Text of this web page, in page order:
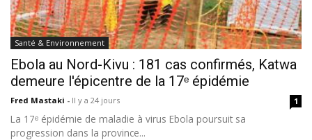
Santé & Environnement
Ebola au Nord-Kivu : 181 cas confirmés, Katwa
demeure l'épicentre de la 17ᵉ épidémie
Fred Mastaki - Il y a 24 jours 1
La 17ᵉ épidémie de maladie à virus Ebola poursuit sa
progression dans la province...